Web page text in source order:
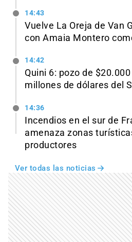
14:43
Vuelve La Oreja de Van
con Amaia Montero
14:42
Quini 6: pozo de
millones de dólares del
14:36
Incendios en el sur de
amenaza zonas
productores
Ver todas las noticias